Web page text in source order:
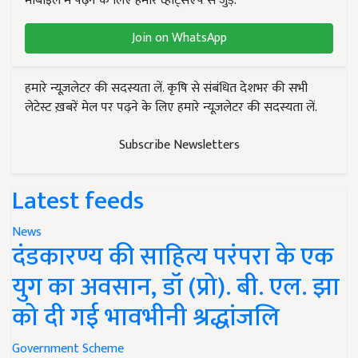
Join on WhatsApp
हमारे न्यूज़लेटर की सदस्यता लें. कृषि से संबंधित देशभर की सभी
लेटेस्ट ख़बरें मेल पर पढ़ने के लिए हमारे न्यूज़लेटर की सदस्यता लें.
Subscribe Newsletters
Latest feeds
News
दंडकारण्य की साहित्य परंपरा के एक
युग का अवसान, डॉ (प्रो). बी. एल. झा
को दी गई भावभीनी श्रद्धांजलि
Government Scheme